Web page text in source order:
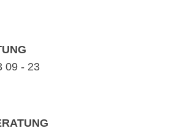
09 - 23